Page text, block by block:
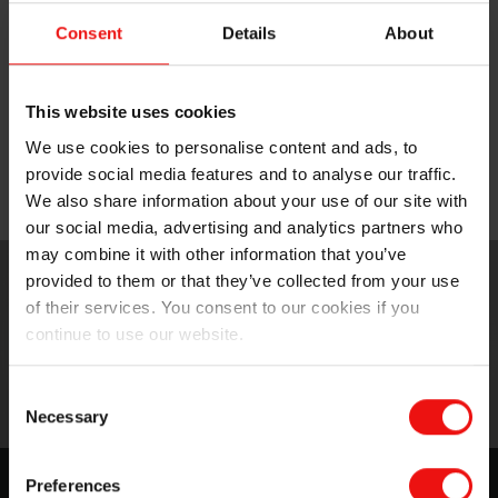
Consent Details About
This website uses cookies
We use cookies to personalise content and ads, to
provide social media features and to analyse our traffic.
We also share information about your use of our site with
our social media, advertising and analytics partners who
may combine it with other information that you’ve
provided to them or that they’ve collected from your use
of their services. You consent to our cookies if you
continue to use our website.
Selection
Necessary
Preferences
moulding and 3D printing solutions
Many industries require precision moulding materials
to produce consistent products with fine details.
or customised parts are required. Here, on-site additive
manufacturing is the perfect solution.
Molding & printing
Solutions en silicone pour le